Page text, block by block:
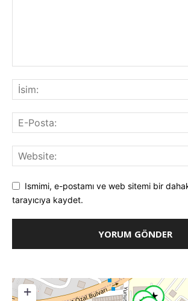
Ismimi, e-postamı ve web sitemi bir
tarayıcıya kaydet.
+